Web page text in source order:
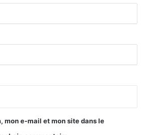
mon e-mail et mon site dans le